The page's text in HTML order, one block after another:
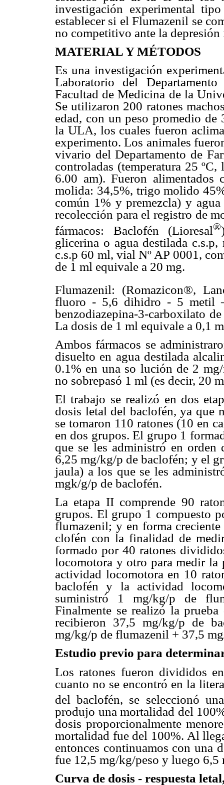
investigación experimental
establecer si el Flumazenil se
no competitivo ante la
MATERIAL Y MÉTODOS
Es una investigación
Laboratorio del
Facultad de Medicina de la
Se utilizaron 200 ratones
edad, con un peso promedio
la ULA, los cuales fueron
experimento. Los animales
vivario del Departamento de
controladas (temperatura 25
6.00 am). Fueron alimentados
molida: 34,5%, trigo molido
común 1% y premezcla) y
recolección para el registro de
fármacos: Baclofén (Lioresal®
glicerina o agua destilada
c.s.p 60 ml, vial Nº AP 0001,
de 1 ml equivale a 20 mg.
Flumazenil: (Romazicon®,
fluoro - 5,6 dihidro - 5 metil
benzodiazepina-3-carboxilato
La dosis de 1 ml equivale a 0,1
Ambos fármacos se
disuelto en agua destilada
0.1% en una so lución de 2
no sobrepasó 1 ml (es decir, 20
El trabajo se realizó en dos
dosis letal del baclofén, ya que
se tomaron 110 ratones (10 en
en dos grupos. El grupo 1
que se les administró en
6,25 mg/kg/p de baclofén; y el
jaula) a los que se les
mgk/g/p de baclofén.
La etapa II comprende 90
grupos. El grupo 1 compuesto
flumazenil; y en forma
clofén con la finalidad de
formado por 40 ratones
locomotora y otro para medir la
actividad locomotora en 10
baclofén y la actividad
suministró 1 mg/kg/p de
Finalmente se realizó la
recibieron 37,5 mg/kg/p de
mg/kg/p de flumazenil + 37,5
Estudio previo para
Los ratones fueron divididos
cuanto no se encontró en la
del baclofén, se seleccionó
produjo una mortalidad del
dosis proporcionalmente
mortalidad fue del 100%. Al
entonces continuamos con una
fue 12,5 mg/kg/peso y luego 6,5
Curva de dosis - respuesta